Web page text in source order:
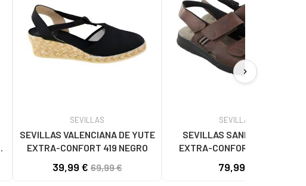
SEVILLAS
SEVILLAS VALENCIANA DE YUTE
EXTRA-CONFORT 419 NEGRO
39,99 €69,99 €
SEVILLAS
SEVILLAS SANDALIA PIEL
EXTRA-CONFORT BDA7902
79,99 €
chevron_right